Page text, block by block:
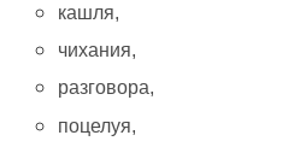
кашля,
чихания,
разговора,
поцелуя,